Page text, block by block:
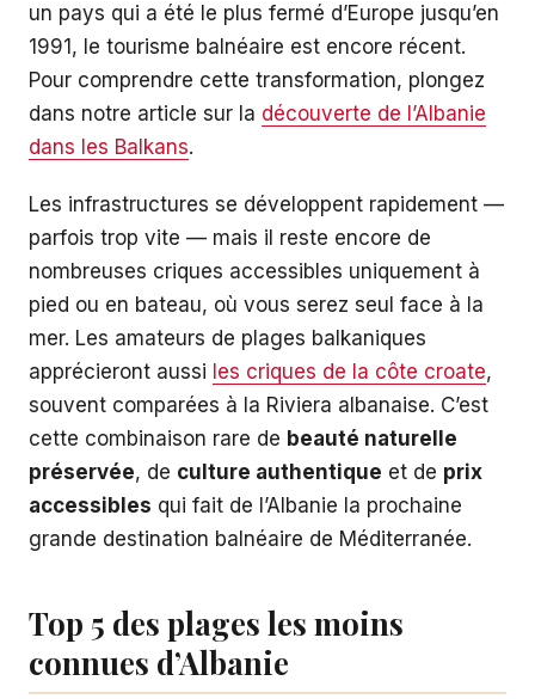
un pays qui a été le plus fermé d’Europe jusqu’en
1991, le tourisme balnéaire est encore récent.
Pour comprendre cette transformation, plongez
dans notre article sur la découverte de l’Albanie
dans les Balkans.
Les infrastructures se développent rapidement —
parfois trop vite — mais il reste encore de
nombreuses criques accessibles uniquement à
pied ou en bateau, où vous serez seul face à la
mer. Les amateurs de plages balkaniques
apprécieront aussi les criques de la côte croate,
souvent comparées à la Riviera albanaise. C’est
cette combinaison rare de beauté naturelle
préservée, de culture authentique et de prix
accessibles qui fait de l’Albanie la prochaine
grande destination balnéaire de Méditerranée.
Top 5 des plages les moins
connues d’Albanie